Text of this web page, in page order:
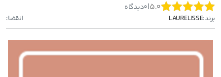
5.0
|
0دیدگاه
برند:LAURELISSE انقضا: